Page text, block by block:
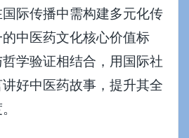
际传播中需构建多元化传
中医药文化核心价值标
学验证相结合，用国际社
好中医药故事，提升其全